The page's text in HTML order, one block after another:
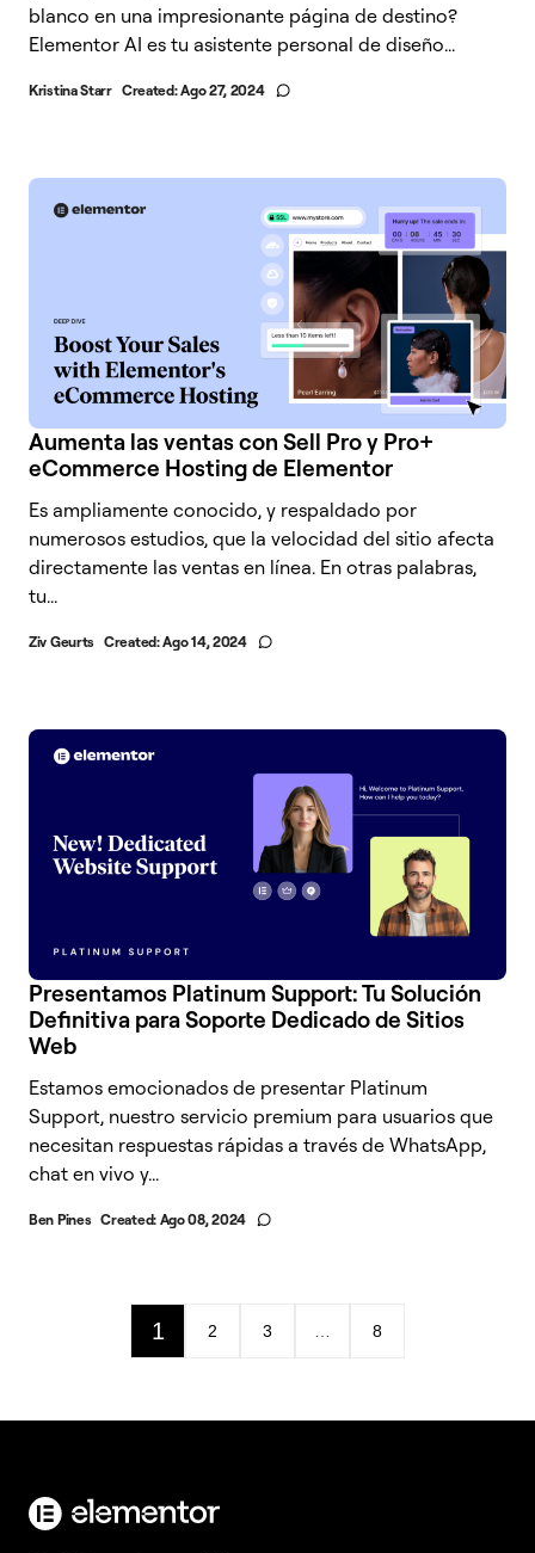
blanco en una impresionante página de destino?
Elementor AI es tu asistente personal de diseño...
Kristina Starr Created:Ago 27, 2024
Aumenta las ventas con Sell Pro y Pro+
eCommerce Hosting de Elementor
Es ampliamente conocido, y respaldado por
numerosos estudios, que la velocidad del sitio afecta
directamente las ventas en línea. En otras palabras,
tu...
Ziv Geurts Created:Ago 14, 2024
Presentamos Platinum Support: Tu Solución
Definitiva para Soporte Dedicado de Sitios
Web
Estamos emocionados de presentar Platinum
Support, nuestro servicio premium para usuarios que
necesitan respuestas rápidas a través de WhatsApp,
chat en vivo y...
Ben Pines Created: Ago 08, 2024
1 2 3 8